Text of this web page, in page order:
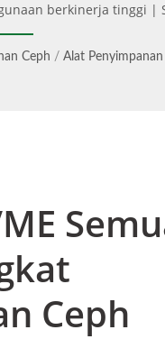
berkinerja tinggi
yang ramah. Juga
perangkat lunak saja
Ceph / Alat
Ceph